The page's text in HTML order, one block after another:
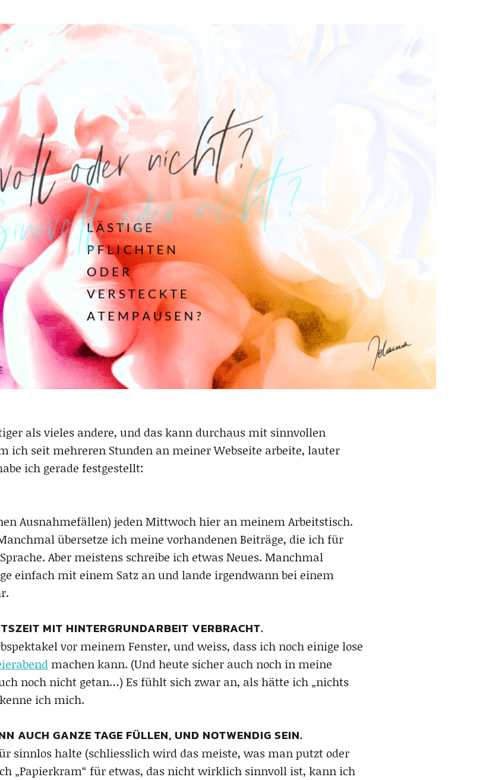
als vieles andere, und das kann durchaus mit sinnvollen
ich seit mehreren Stunden an meiner Webseite arbeite, lauter
ich gerade festgestellt:
Ausnahmefällen) jeden Mittwoch hier an meinem Arbeitstisch.
übersetze ich meine vorhandenen Beiträge, die ich für
Aber meistens schreibe ich etwas Neues. Manchmal
einfach mit einem Satz an und lande irgendwann bei einem
MIT HINTERGRUNDARBEIT VERBRACHT.
vor meinem Fenster, und weiss, dass ich noch einige lose
machen kann. (Und heute sicher auch noch in meine
noch nicht getan…) Es fühlt sich zwar an, als hätte ich „nichts
ich mich.
AUCH GANZE TAGE FÜLLEN, UND NOTWENDIG SEIN.
sinnlos halte (schliesslich wird das meiste, was man putzt oder
„Papierkram“ für etwas, das nicht wirklich sinnvoll ist, kann ich